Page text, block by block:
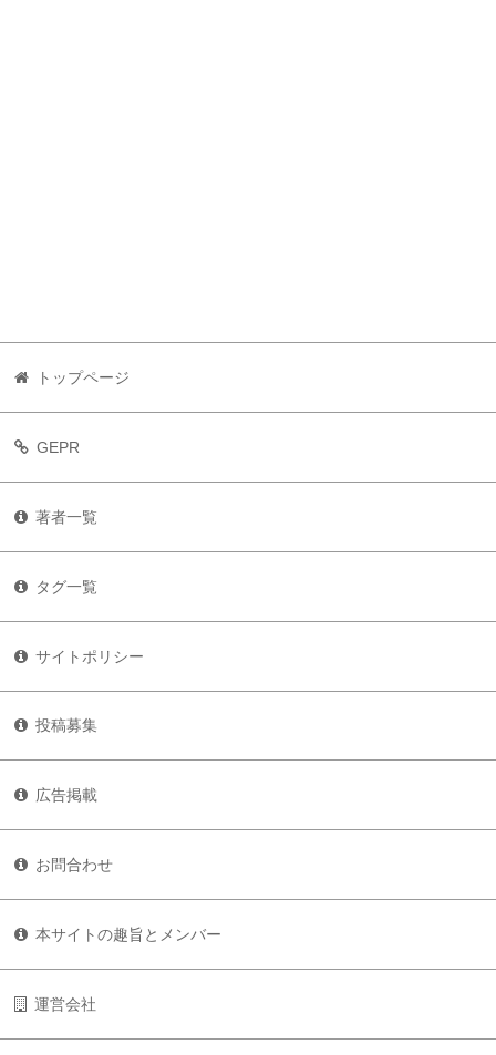
トップページ
GEPR
著者一覧
タグ一覧
サイトポリシー
投稿募集
広告掲載
お問合わせ
本サイトの趣旨とメンバー
運営会社